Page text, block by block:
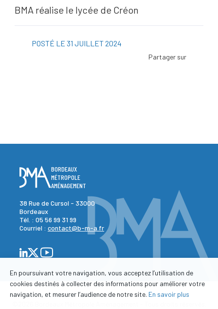
BMA réalise le lycée de Créon
POSTÉ LE 31 JUILLET 2024
Twitter
Viadeo
ScoopIt
BORDEAUX
MÉTROPOLE
AMÉNAGEMENT
38 Rue de Cursol - 33000
Bordeaux
Tél. : 05 56 99 31 99
Courriel : contact@b-m-a.fr
En poursuivant votre navigation, vous acceptez l’utilisation de
cookies destinés à collecter des informations pour améliorer votre
navigation, et mesurer l’audience de notre site. En savoir plus